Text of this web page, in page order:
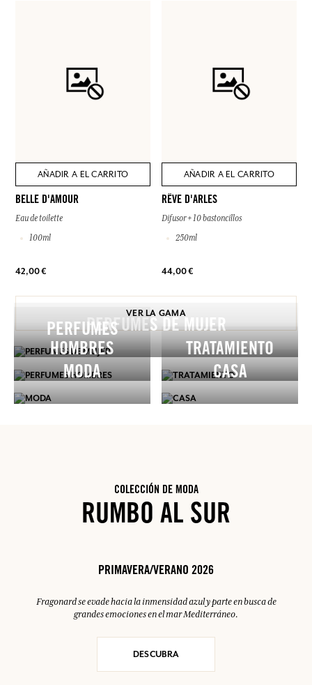
AÑADIR A EL CARRITO
BELLE D'AMOUR
Eau de toilette
100ml
42,00 €
AÑADIR A EL CARRITO
RÊVE D'ARLES
Difusor + 10 bastoncillos
250ml
44,00 €
VER LA GAMA
PERFUMES DE MUJER
PERFUMES
HOMBRES
TRATAMIENTO
MODA
CASA
COLECCIÓN DE MODA
RUMBO AL SUR
PRIMAVERA/VERANO 2026
Fragonard se evade hacia la inmensidad azul y parte en busca de
grandes emociones en el mar Mediterráneo.
DESCUBRA